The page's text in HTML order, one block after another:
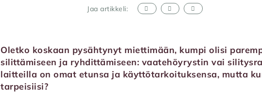
Jaa artikkeli:
Oletko koskaan pysähtynyt miettimään, kumpi olisi
silittämiseen ja ryhdittämiseen: vaatehöyrystin vai
laitteilla on omat etunsa ja käyttötarkoituksensa, mutta
tarpeisiisi?